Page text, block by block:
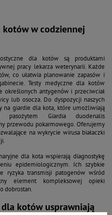
kotów w codziennej
dla kotów są produktami
pracy lekarza weterynarii. Każde
co ułatwia planowanie zapasów i
Testy medyczne dla kotów
określonych antygenów i przeciwciał
lub osocza. Do dyspozycji naszych
giardie dla kota, które umożliwiają
pasożytem Giardia duodenalis
przewodu pokarmowego. Oferujemy
na wykrycie wirusa białaczki
dla kota wspierają diagnostykę
epidemiologicznym. Ich szybkie
ryzyka transmisji patogenów wśród
element kompleksowej opieki
dobrostan.
kotów usprawniają